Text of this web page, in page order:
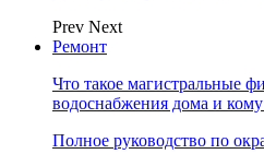
Prev Next
Ремонт
Что такое магистральные
водоснабжения дома и
Полное руководство по